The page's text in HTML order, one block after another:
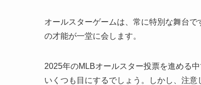
オールスターゲームは、常に特別な舞台
の才能が一堂に会します。
2025年のMLBオールスター投票を進める
いくつも目にするでしょう。しかし、注